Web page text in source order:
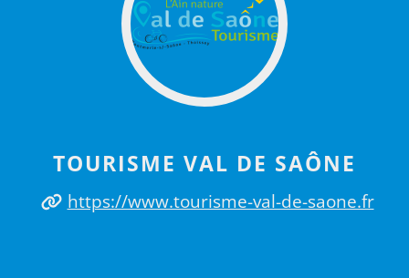
TOURISME VAL DE SAÔNE
https://www.tourisme-val-de-saone.fr